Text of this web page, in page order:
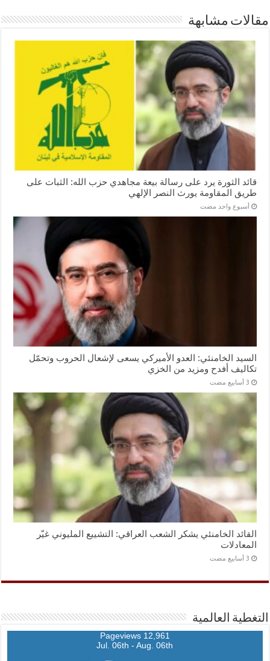
مقالات مشابهة
قائد الثورة يرد على رسالة بيعة مجاهدي حزب الله: الثبات على
طريق المقاومة يورث النصر الإلهي
‏أسبوع واحد مضت
السيد الخامنئي: العدو الأميركي يسعى لإشعال الحروب وتحمّل
تكاليف أفدح ومزيد من الخزي
القائد الخامنئي يشكر الشعب العراقي: التشييع المليوني غيّر
المعادلات
التغطية العالمية
12,961 Pageviews
Jul. 06th - Aug. 06th